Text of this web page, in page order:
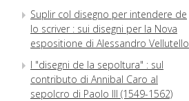
Suplir col disegno per intendere de
lo scriver : sui disegni per la Nova
espositione di Alessandro Vellutello
I "disegni de la sepoltura" : sul
contributo di Annibal Caro al
sepolcro di Paolo III (1549-1562)